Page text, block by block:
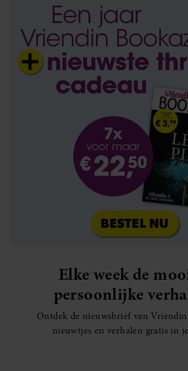
Elke week de
persoonlijke
Ontdek de nieuwsbrief van
nieuwtjes en verhalen gratis in